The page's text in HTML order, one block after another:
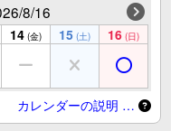
8/16
14 (金) 15 (土) 16 (日)
カレンダーの説明 …